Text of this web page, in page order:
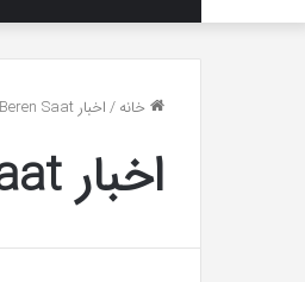
خانه/اخبار Beren Saat
اخبار Beren Saat